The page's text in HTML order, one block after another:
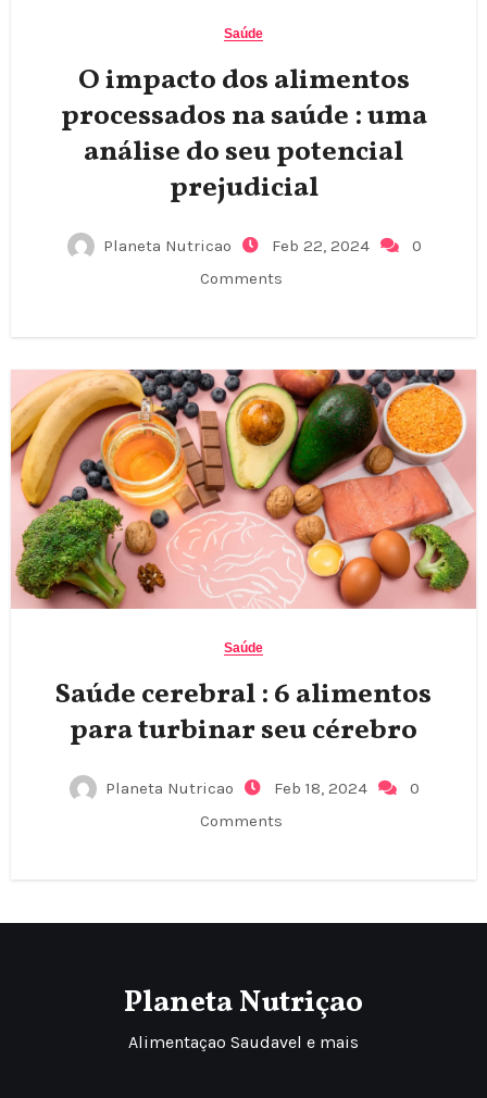
Saúde
O impacto dos alimentos
processados na saúde : uma
análise do seu potencial
prejudicial
Planeta Nutricao Feb 22, 2024
0
Comments
Saúde
Saúde cerebral : 6 alimentos
para turbinar seu cérebro
Planeta Nutricao Feb 18, 2024
0
Comments
Planeta Nutriçao
Alimentaçao Saudavel e mais